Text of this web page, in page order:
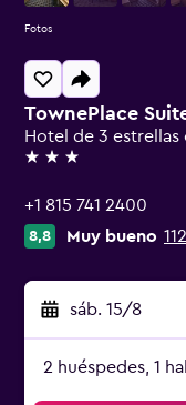
TownePlace
Hotel de 3 estrellas
3 estrellas
+1 815 741 2400
8,8 Muy bueno
sáb. 15/8
2 huéspedes, 1
Fotos